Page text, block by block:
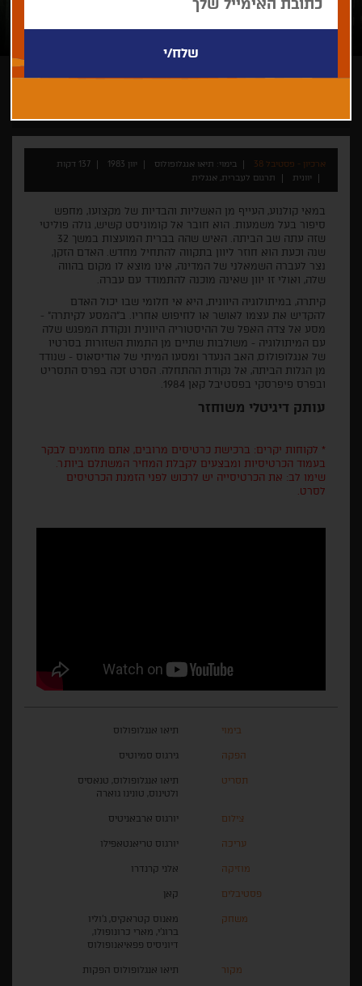
ארכיון - פסטיבל 38 בימוי: תיאו אנגלופולוס יוון 1983
137 דקות
יוונית
תרגום לעברית, אנגלית
במאי קולנוע, העייף מן האשליות והבדיות של מקצועו, מחפש
סיפור בעל משמעות. הוא חובר אל קומוניסט קשיש, גולה פוליטי
שזה עתה שב הביתה. האיש שהה בברית המועצות במשך 32
שנה וכעת הוא חוזר ליוון בתקווה להתחיל מחדש. האדם הזקן,
נצר לעברה השמאלני של המדינה, אינו מוצא לו מקום בהווה
שלה, ואולי זו יוון שאינה מוכנה להתמודד עם עברה.
קיתרה, במיתולוגיה היוונית, היא אי חלומי שבו יכול האדם
להקדיש את עצמו לאושר או לחיפוש אחריו. ב"המסע לקיתרה" -
מסע אל צדה האפל של ההיסטוריה היוונית ונקודת המפגש שלה
עם המיתולוגיה - משולבות שתיים מן התמות השזורות בסרטיו
של אנגלופולוס, האב הנעדר ומסעו המיתי של אודיסאוס - שנודד
מן הגלות הביתה, אל נקודת ההתחלה. הסרט זכה בפרס התסריט
ובפרס פיפרסקי בפסטיבל קאן 1984.
עותק דיגיטלי משוחזר
* לקוחות יקרים: ברכישת כרטיסים מרובים, אתם מוזמנים לבקר
בעמוד הכרטיסיות ומבצעים לקבלת המחיר המשתלם ביותר.
שימו לב: את הכרטיסייה יש לרכוש לפני הזמנת הכרטיסים
לסרט.
בימוי תיאו אנגלופולוס
הפקה גירגוס סמיוטיס
תסריט
תיאו אנגלופולוס, טנאסיס
ולטינוס, טונינו גוארה
צילום יורגוס ארבאניטיס
עריכה יורגוס טריאנטאפילו
מוזיקה אלני קרנדרו
פסטיבלים קאן
משחק
מאנוס קטראקיס, ג'וליו
ברוג'י, מארי כרונופולו,
דיוניסיס פפאיאנופולוס
מקור תיאו אנגלופולוס הפקות